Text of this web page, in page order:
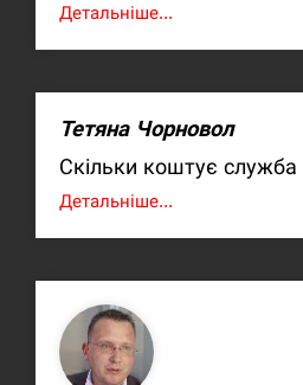
Детальніше...
Тетяна Чорновол
Скільки коштує служба
Детальніше...